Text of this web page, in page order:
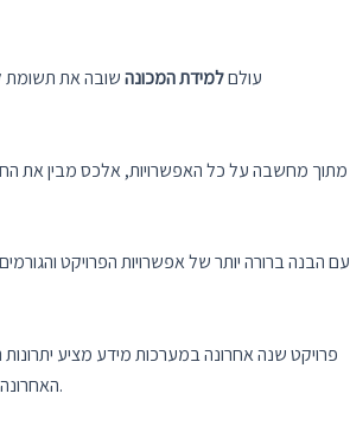
עולםלמידת המכונהשובה את תשומת
מתוך מחשבה על כל האפשרויות, אלכס מבין את
עם הבנה ברורה יותר של אפשרויות הפרויקט
פרויקט שנה אחרונה במערכות מידע מציע
האחרונה, אלכס יכול להתבלט בשוק העבודה התחרותי, להציג את היכולות הטכניות שלהם ולהוכיח את נכונותם להתמודד עם תעשיית טכנולוגיית המידע.